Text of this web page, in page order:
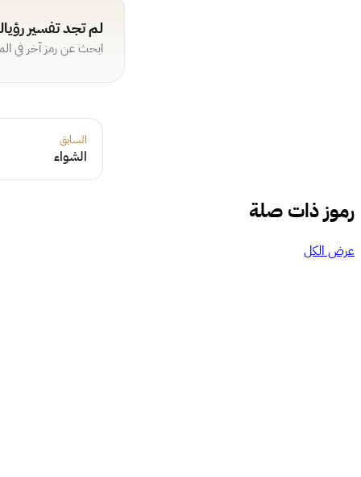
لم تجد تفسير
ابحث عن رمز آخر في
السابق
الشواء
رموز ذات صلة
عرض الكل